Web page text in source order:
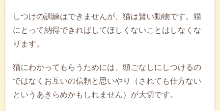
しつけの訓練はできませんが、猫は賢い動物です。猫
にとって納得できればしてほしくないことはしなくな
ります。
猫にわかってもらうためには、頭ごなしにしつけるの
ではなくお互いの信頼と思いやり（されても仕方ない
というあきらめかもしれません）が大切です。